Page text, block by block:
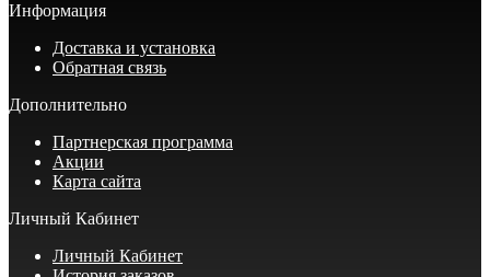
Информация
Доставка и установка
Обратная связь
Дополнительно
Партнерская программа
Акции
Карта сайта
Личный Кабинет
Личный Кабинет